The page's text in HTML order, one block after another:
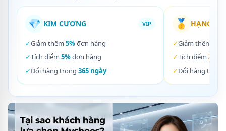
💎 KIM CƯƠNG VIP
✓Giảm thêm 5%đơn hàng
✓Tích điểm 5%đơn hàng
✓Đổi hàng trong 365 ngày
🥇 HẠNG
✓Giảm thêm
✓Tích điểm 3%
✓Đổi hàng trong